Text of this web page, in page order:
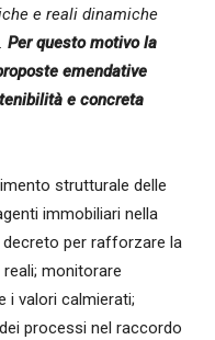
e reali dinamiche
Per questo motivo la
emendative
e concreta
strutturale delle
immobiliari nella
per rafforzare la
monitorare
i valori calmierati;
processi nel raccordo